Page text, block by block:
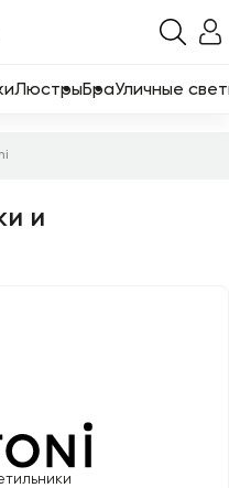
ЛюстрыБраУличные
и